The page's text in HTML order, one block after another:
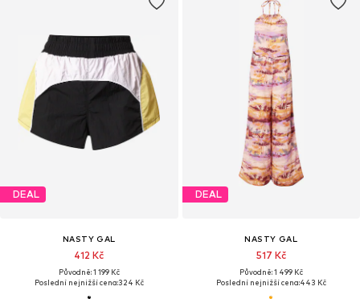
DEAL
NASTY GAL
412 Kč
Původně: 1 199 Kč
Poslední nejnižší cena:324 Kč
DEAL
NASTY GAL
517 Kč
Původně: 1 499 Kč
Poslední nejnižší cena:443 Kč